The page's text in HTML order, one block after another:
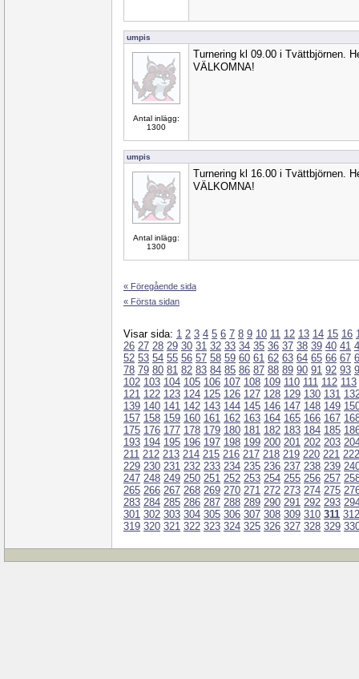
umpis
Antal inlägg:
1300
Turnering kl 09.00 i Tvättbjörnen.
VÄLKOMNA!
umpis
Antal inlägg:
1300
Turnering kl 16.00 i Tvättbjörnen.
VÄLKOMNA!
« Föregående sida
« Första sidan
Visar sida: 1 2 3 4 5 6 7 8 9 10 11 12 13 14 15 16
26 27 28 29 30 31 32 33 34 35 36 37 38 39 40 41
52 53 54 55 56 57 58 59 60 61 62 63 64 65 66 67
78 79 80 81 82 83 84 85 86 87 88 89 90 91 92 93
102 103 104 105 106 107 108 109 110 111 112 113
121 122 123 124 125 126 127 128 129 130 131
139 140 141 142 143 144 145 146 147 148 149
157 158 159 160 161 162 163 164 165 166 167
175 176 177 178 179 180 181 182 183 184 185
193 194 195 196 197 198 199 200 201 202 203
211 212 213 214 215 216 217 218 219 220 221 222
229 230 231 232 233 234 235 236 237 238 239
247 248 249 250 251 252 253 254 255 256 257
265 266 267 268 269 270 271 272 273 274 275
283 284 285 286 287 288 289 290 291 292 293
301 302 303 304 305 306 307 308 309 310 311 312
319 320 321 322 323 324 325 326 327 328 329